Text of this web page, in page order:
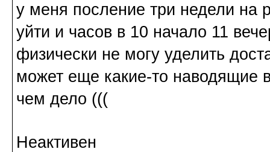
у меня посление три недели на
уйти и часов в 10 начало 11
физически не могу уделить
может еще какие-то наводящие
чем дело (((
Неактивен